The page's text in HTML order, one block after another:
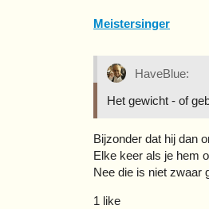
Meistersinger
HaveBlue:
Het gewicht - of
Bijzonder dat hij dan
Elke keer als je hem
Nee die is niet zwaar
1 like